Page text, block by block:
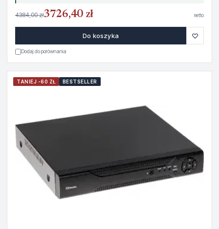
4384,00 zł3726,40 zł netto
Do koszyka ♡
Dodaj do porównania
TANIEJ -60 ZŁ BESTSELLER